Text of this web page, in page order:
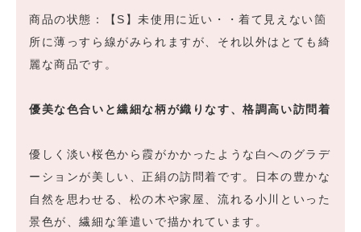
商品の状態：【S】未使用に近い・・着て見えない箇
所に薄っすら線がみられますが、それ以外はとても綺
麗な商品です。
優美な色合いと繊細な柄が織りなす、格調高い訪問着
優しく淡い桜色から霞がかかったような白へのグラデ
ーションが美しい、正絹の訪問着です。日本の豊かな
自然を思わせる、松の木や家屋、流れる小川といった
景色が、繊細な筆遣いで描かれています。